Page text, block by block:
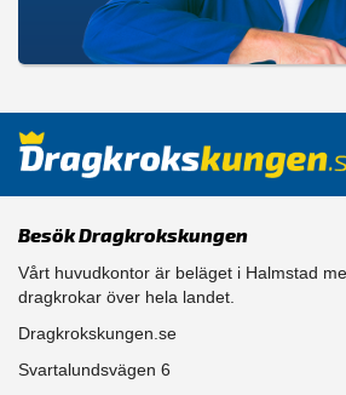
Besök Dragkrokskungen
Vårt huvudkontor är beläget i Halmstad
dragkrokar över hela landet.
Dragkrokskungen.se
Svartalundsvägen 6